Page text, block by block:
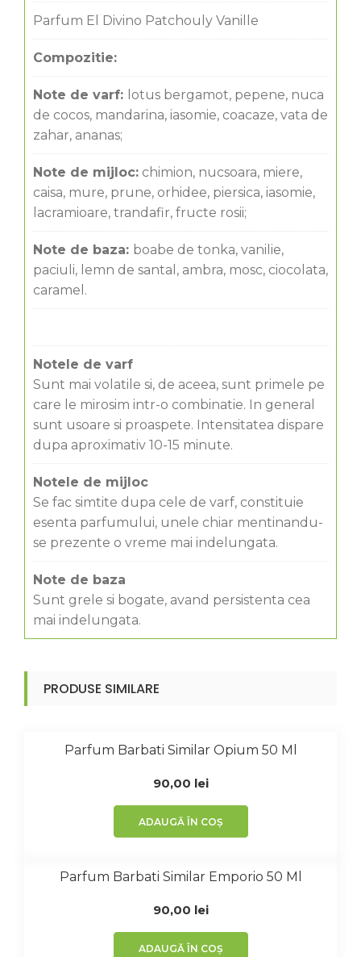
Parfum El Divino Patchouly Vanille
Compozitie:
Note de varf: lotus bergamot, pepene, nuca
de cocos, mandarina, iasomie, coacaze, vata de
zahar, ananas;
Note de mijloc: chimion, nucsoara, miere,
caisa, mure, prune, orhidee, piersica, iasomie,
lacramioare, trandafir, fructe rosii;
Note de baza: boabe de tonka, vanilie,
paciuli, lemn de santal, ambra, mosc, ciocolata,
caramel.
Notele de varf
Sunt mai volatile si, de aceea, sunt primele pe
care le mirosim intr-o combinatie. In general
sunt usoare si proaspete. Intensitatea dispare
dupa aproximativ 10-15 minute.
Notele de mijloc
Se fac simtite dupa cele de varf, constituie
esenta parfumului, unele chiar mentinandu-
se prezente o vreme mai indelungata.
Note de baza
Sunt grele si bogate, avand persistenta cea
mai indelungata.
PRODUSE SIMILARE
Parfum Barbati Similar Opium 50 Ml
90,00 lei
ADAUGĂ ÎN COȘ
Parfum Barbati Similar Emporio 50 Ml
90,00 lei
ADAUGĂ ÎN COȘ